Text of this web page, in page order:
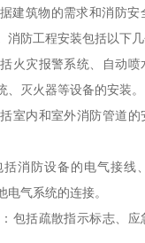
建筑物的需求和消防安
消防工程安装包括以下几
火灾报警系统、自动
、灭火器等设备的安装。
室内和室外消防管道
消防设备的电气接线
气系统的连接。
包括疏散指示标志、应